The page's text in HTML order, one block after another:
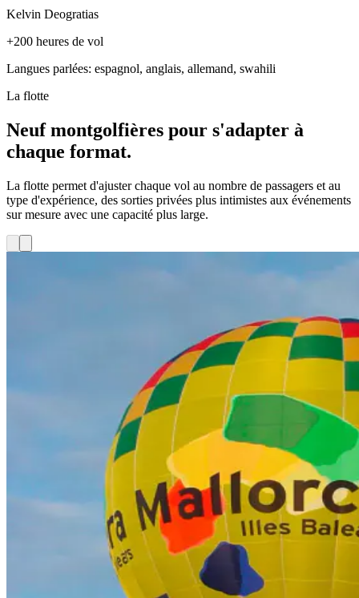
Kelvin Deogratias
+200 heures de vol
Langues parlées: espagnol, anglais, allemand, swahili
La flotte
Neuf montgolfières pour s'adapter à
chaque format.
La flotte permet d'ajuster chaque vol au nombre de passagers et au
type d'expérience, des sorties privées plus intimistes aux événements
sur mesure avec une capacité plus large.